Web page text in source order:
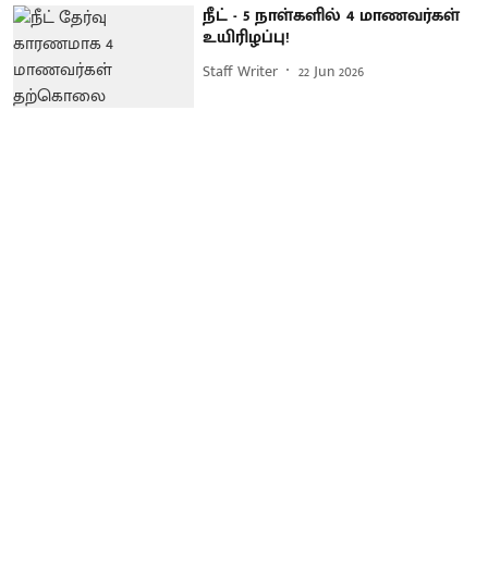
நீட் - 5 நாள்களில் 4 மாணவர்கள்
உயிரிழப்பு!
Staff Writer 22 Jun 2026